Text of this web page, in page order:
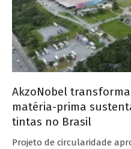
AkzoNobel
matéria-prima
tintas no Brasil
Projeto de circularidade